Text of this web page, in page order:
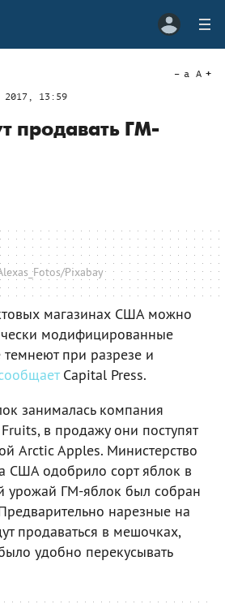
2017, 13:59
a A
продавать ГМ-
Pixabay
магазинах США можно
модифицированные
при разрезе и
Capital Press.
занималась компания
в продажу они поступят
Arctic Apples. Министерство
США одобрило сорт яблок в
урожай ГМ-яблок был собран
нарезные на
продаваться в мешочках,
удобно перекусывать